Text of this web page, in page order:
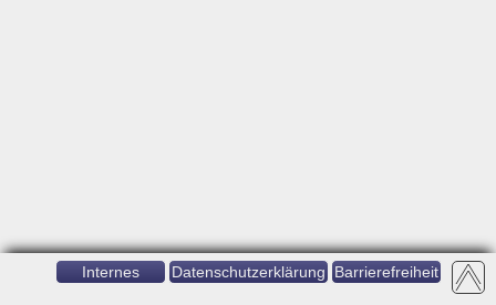
Internes Datenschutzerklärung Barrierefreiheit